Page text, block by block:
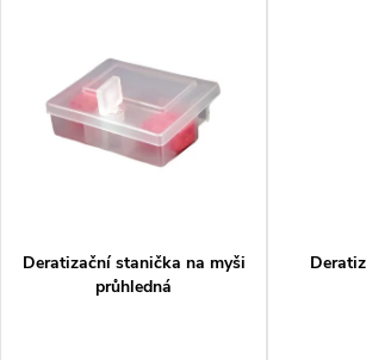
Deratizační stanička na myši
průhledná